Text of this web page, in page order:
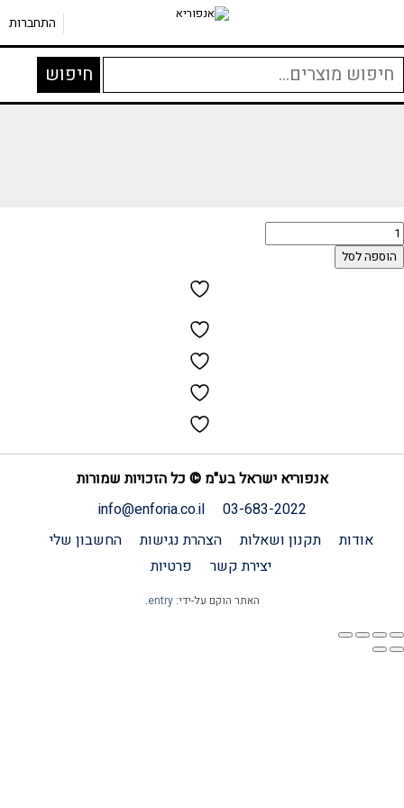
התחברות
חיפוש
עבור:
חיפוש
הוספה לסל
אנפוריא ישראל בע"מ © כל הזכויות שמורות
03-683-2022
info@enforia.co.il
אודות
תקנון ושאלות הצהרת נגישות
החשבון שלי
יצירת קשר
פרטיות
האתר הוקם על-ידי:entry
.